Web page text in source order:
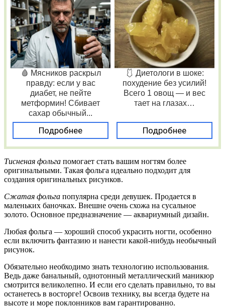
🩸 Мясников раскрыл
правду: если у вас
диабет, не пейте
метформин! Сбивает
сахар обычный...
Подробнее
🩱 Диетологи в шоке:
похудение без усилий!
Всего 1 овощ — и вес
тает на глазах…
Подробнее
Тисненая фольга помогает стать вашим ногтям более
оригинальными. Такая фольга идеально подходит для
создания оригинальных рисунков.
Сжатая фольга популярна среди девушек. Продается в
маленьких баночках. Внешне очень схожа на сусальное
золото. Основное предназначение — аквариумный дизайн.
Любая фольга — хороший способ украсить ногти, особенно
если включить фантазию и нанести какой-нибудь необычный
рисунок.
Обязательно необходимо знать технологию использования.
Ведь даже банальный, однотонный металлический маникюр
смотрится великолепно. И если его сделать правильно, то вы
останетесь в восторге! Освоив технику, вы всегда будете на
высоте и море поклонников вам гарантированно.